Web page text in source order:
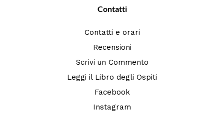
Contatti
Contatti e orari
Recensioni
Scrivi un Commento
Leggi il Libro degli Ospiti
Facebook
Instagram